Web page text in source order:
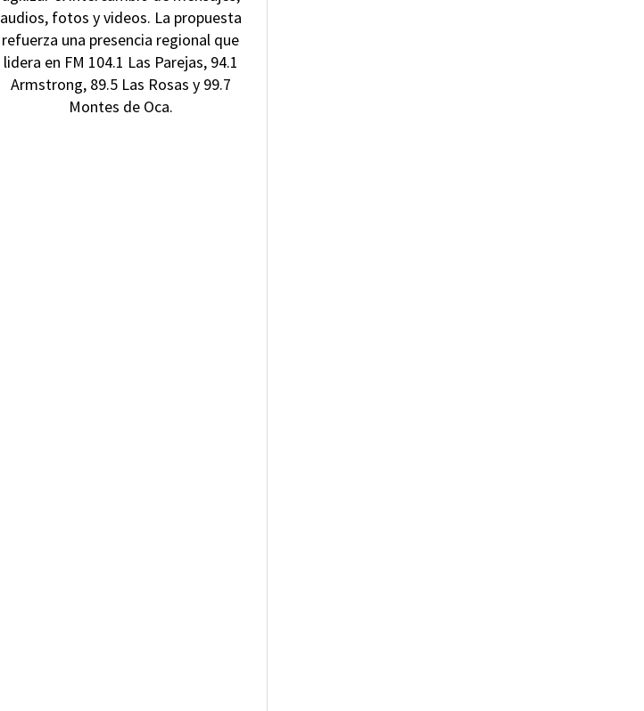
audios, fotos y videos. La propuesta
refuerza una presencia regional que
lidera en FM 104.1 Las Parejas, 94.1
Armstrong, 89.5 Las Rosas y 99.7
Montes de Oca.